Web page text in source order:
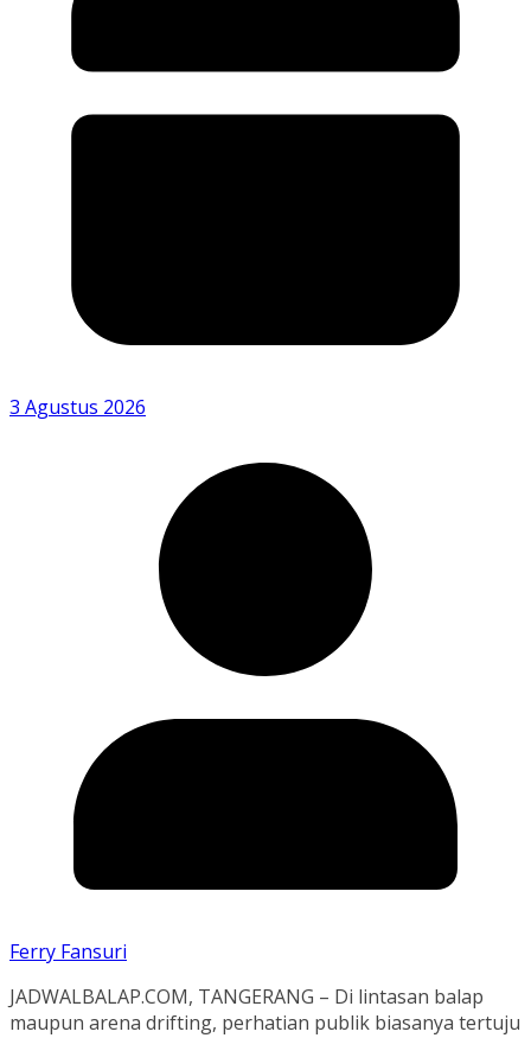
3 Agustus 2026
Ferry Fansuri
JADWALBALAP.COM, TANGERANG – Di lintasan balap
maupun arena drifting, perhatian publik biasanya tertuju